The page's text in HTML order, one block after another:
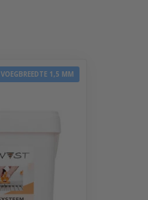
VOEGBREEDTE 1,5 MM